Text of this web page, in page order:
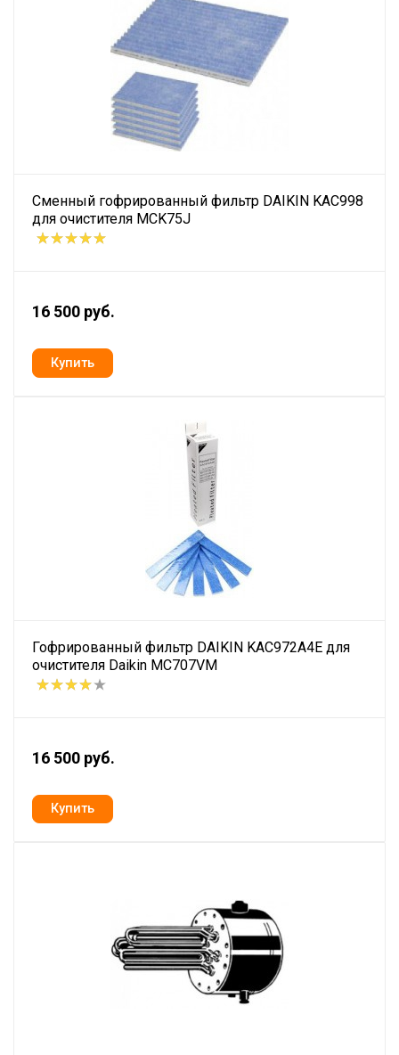
Сменный гофрированный фильтр DAIKIN KAC998
для очистителя MCK75J
16 500 руб.
Гофрированный фильтр DAIKIN KAC972A4E для
очистителя Daikin MC707VM
16 500 руб.